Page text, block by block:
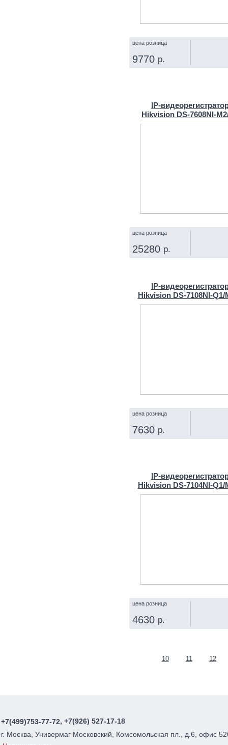
цена розница
9770 р.
Hikvision DS-7608NI-
цена розница
25280 р.
Hikvision DS-7108NI-Q1/
цена розница
7630 р.
Hikvision DS-7104NI-Q1/
цена розница
4630 р.
Страницы
10 11 12
+7(499)753-77-72, +7(926) 527-17-18
г. Москва, Универмаг Московский, Комсомольская пл., д.6, офис